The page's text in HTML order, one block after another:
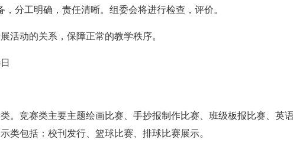
分工明确，责任清晰。组委会将进行检查，评价。
活动的关系，保障正常的教学秩序。
。竞赛类主要主题绘画比赛、手抄报制作比赛、班级板报比赛、英
类包括：校刊发行、篮球比赛、排球比赛展示。